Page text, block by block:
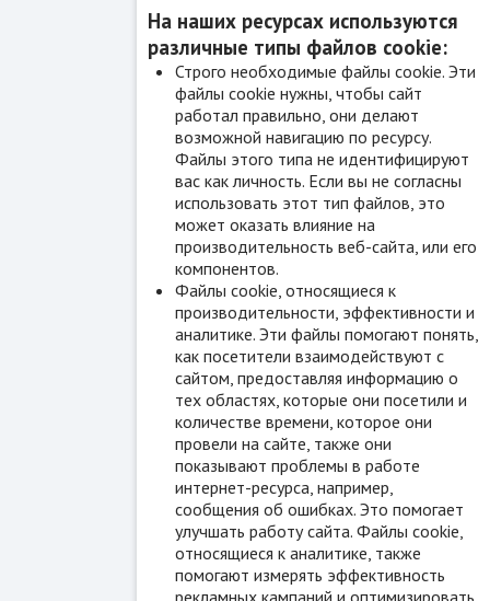
На наших ресурсах используются
различные типы файлов cookie:
Строго необходимые файлы cookie. Эти
файлы cookie нужны, чтобы сайт
работал правильно, они делают
возможной навигацию по ресурсу.
Файлы этого типа не идентифицируют
вас как личность. Если вы не согласны
использовать этот тип файлов, это
может оказать влияние на
производительность веб-сайта, или его
компонентов.
Файлы cookie, относящиеся к
производительности, эффективности и
аналитике. Эти файлы помогают понять,
как посетители взаимодействуют с
сайтом, предоставляя информацию о
тех областях, которые они посетили и
количестве времени, которое они
провели на сайте, также они
показывают проблемы в работе
интернет-ресурса, например,
сообщения об ошибках. Это помогает
улучшать работу сайта. Файлы cookie,
относящиеся к аналитике, также
помогают измерять эффективность
рекламных кампаний и оптимизировать